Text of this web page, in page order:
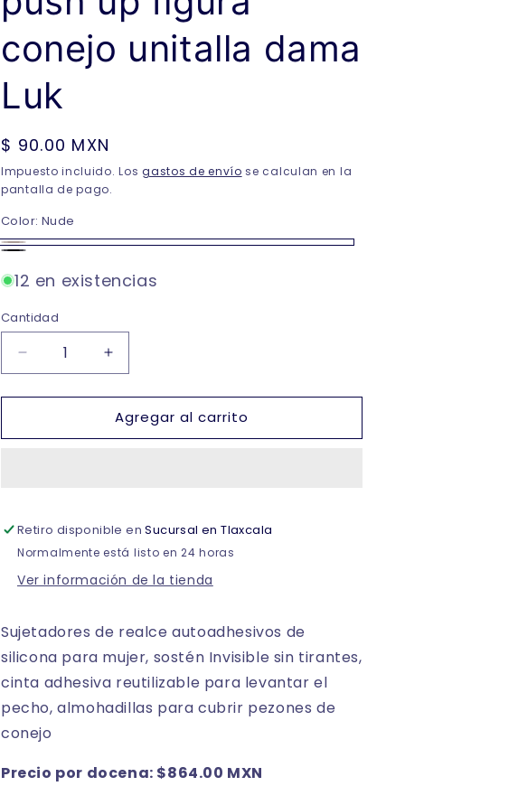
conejo unitalla dama
Luk
Precio
habitual
$ 90.00 MXN
Impuesto incluido. Losgastos de envío se calculan en la
pantalla de pago.
Color: Nude
Nude
12 en existencias
Cantidad
Reducir
cantidad
para
adheribles
unitalla
dama
Aumentar
cantidad
para
Copas
adheribles
unitalla
dama
Agregar al carrito
Retiro disponible enSucursal en Tlaxcala
Normalmente está listo en 24 horas
Ver información de la tienda
Sujetadores de realce autoadhesivos de
silicona para mujer, sostén Invisible sin tirantes,
cinta adhesiva reutilizable para levantar el
pecho, almohadillas para cubrir pezones de
conejo
Precio por docena: $864.00 MXN